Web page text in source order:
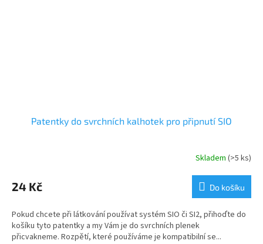
Patentky do svrchních kalhotek pro připnutí SIO
Skladem (>5 ks)
24 Kč Do košíku
Pokud chcete při látkování používat systém SIO či SI2, přihoďte do
košíku tyto patentky a my Vám je do svrchních plenek
přicvakneme. Rozpětí, které používáme je kompatibilní se...